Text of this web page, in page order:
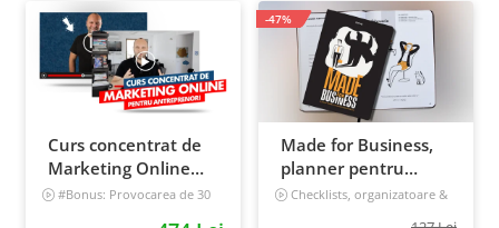
Curs concentrat de
Marketing Online
pentru antreprenori
#Bonus: Provocarea de 30
Made for Business,
planner pentru
afaceri & viata,
Checklists, organizatoare &
-47%